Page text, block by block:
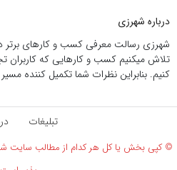
درباره شهرزی
شهرزی رسالت معرفی کسب و کارهای برتر
تلاش میکنیم کسب و کارهایی که کاربران
کنیم. بنابراین نظرات شما تکمیل کننده
تبلیغات
© کپی بخش یا کل هر کدام از مطالب سایت